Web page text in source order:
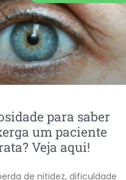
para saber
um paciente
Veja aqui!
de nitidez, dificuldade